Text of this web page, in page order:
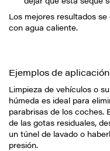
Los mejores resultados
con agua caliente.
Ejemplos de aplicación
Limpieza de vehículos o
húmeda es ideal para
parabrisas de los coches.
de las gotas residuales,
un túnel de lavado o
presión.